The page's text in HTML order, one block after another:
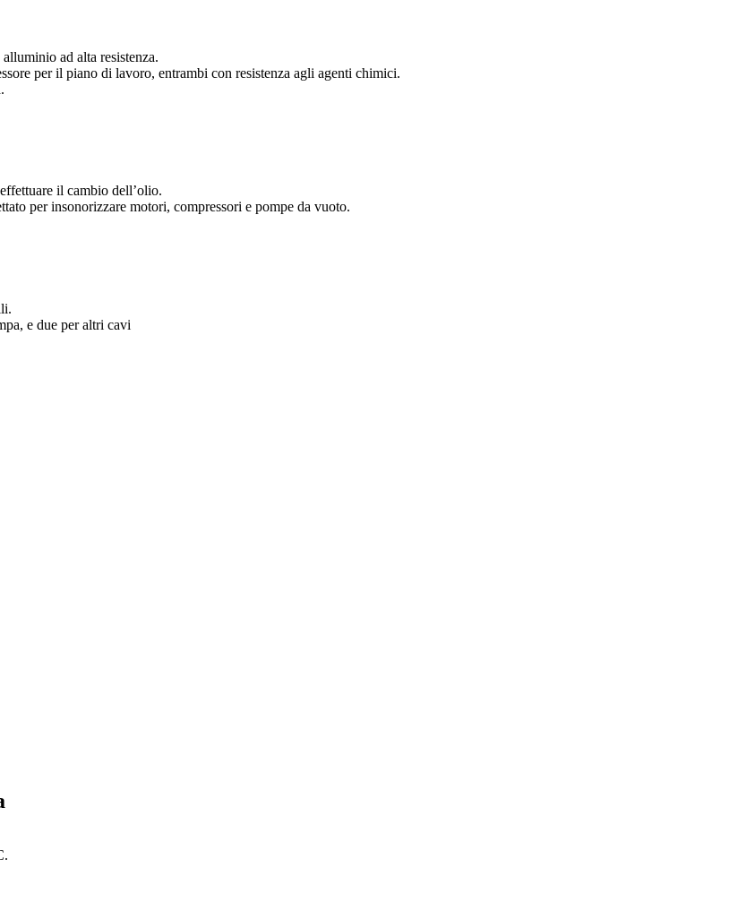
ad alta resistenza.
per il piano di lavoro, entrambi con resistenza agli agenti chimici.
il cambio dell’olio.
per insonorizzare motori, compressori e pompe da vuoto.
e due per altri cavi